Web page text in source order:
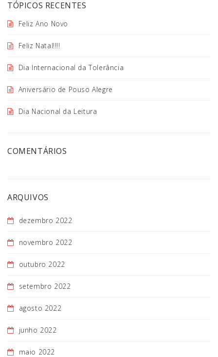
TÓPICOS RECENTES
Feliz Ano Novo
Feliz Natal!!!!
Dia Internacional da Tolerância
Aniversário de Pouso Alegre
Dia Nacional da Leitura
COMENTÁRIOS
ARQUIVOS
dezembro 2022
novembro 2022
outubro 2022
setembro 2022
agosto 2022
junho 2022
maio 2022